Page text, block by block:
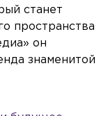
станет
пространства
он
знаменитой